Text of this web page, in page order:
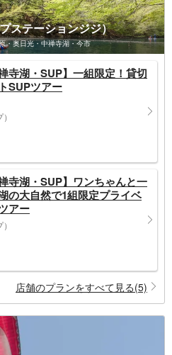
ステーションジジ）
・奥日光・中禅寺湖・今市
寺湖・SUP】一組限定！貸切
SUPツアー
寺湖・SUP】ワンちゃんと一
の大自然で1組限定プライベ
アー
店舗のプランをすべて見る(5)